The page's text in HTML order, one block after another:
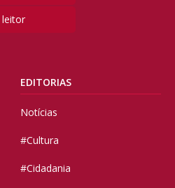
EDITORIAS
Notícias
#Cultura
#Cidadania